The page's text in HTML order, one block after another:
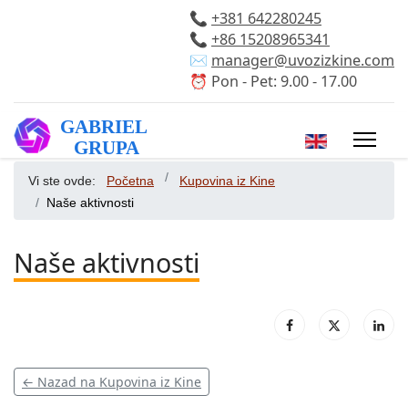
📞 +381 642280245
📞 +86 15208965341
✉️ manager@uvozizkine.com
⏰ Pon - Pet: 9.00 - 17.00
Izaberite vaš
Vi ste ovde: Početna
Kupovina iz Kine
Naše aktivnosti
Naše aktivnosti
← Nazad na Kupovina iz Kine